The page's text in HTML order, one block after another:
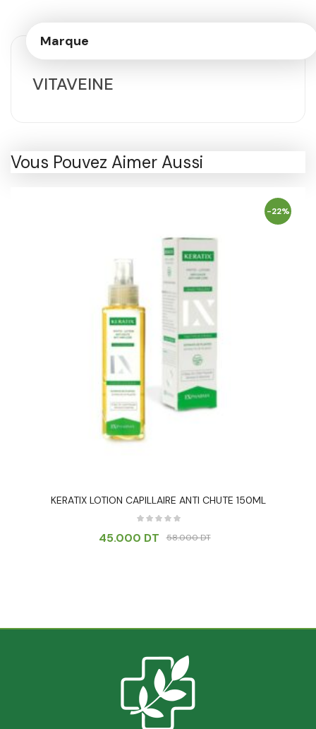
Marque
VITAVEINE
Vous Pouvez Aimer Aussi
-22%
KERATIX LOTION CAPILLAIRE ANTI CHUTE 150ML
58.000DT
45.000 DT